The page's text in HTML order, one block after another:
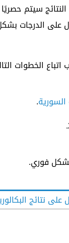
النتائج سيتم
على الدرجات
الخطوات
السورية.
فوري.
نتائج